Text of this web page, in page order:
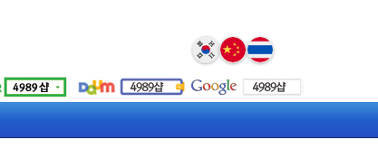
Select Language ▼